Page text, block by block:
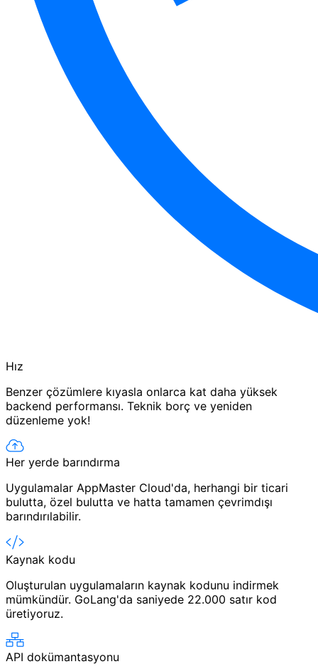
Hız
Benzer çözümlere kıyasla onlarca kat daha yüksek
backend performansı. Teknik borç ve yeniden
düzenleme yok!
Her yerde barındırma
Uygulamalar AppMaster Cloud'da, herhangi bir ticari
bulutta, özel bulutta ve hatta tamamen çevrimdışı
barındırılabilir.
Kaynak kodu
Oluşturulan uygulamaların kaynak kodunu indirmek
mümkündür. GoLang'da saniyede 22.000 satır kod
üretiyoruz.
API dokümantasyonu